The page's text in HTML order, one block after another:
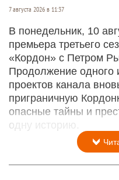
7 августа 2026 в 11:37
В понедельник, 10
премьера третьего
«Кордон» с Петром
Продолжение одного
проектов канала
приграничную
опасные тайны и
одну историю.